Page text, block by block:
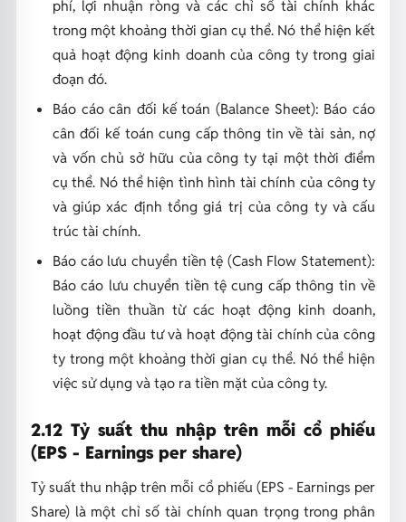
phí, lợi nhuận ròng và các chỉ số tài chính khác
trong một khoảng thời gian cụ thể. Nó thể hiện kết
quả hoạt động kinh doanh của công ty trong giai
đoạn đó.
Báo cáo cân đối kế toán (Balance Sheet): Báo cáo
cân đối kế toán cung cấp thông tin về tài sản, nợ
và vốn chủ sở hữu của công ty tại một thời điểm
cụ thể. Nó thể hiện tình hình tài chính của công ty
và giúp xác định tổng giá trị của công ty và cấu
trúc tài chính.
Báo cáo lưu chuyển tiền tệ (Cash Flow Statement):
Báo cáo lưu chuyển tiền tệ cung cấp thông tin về
luồng tiền thuần từ các hoạt động kinh doanh,
hoạt động đầu tư và hoạt động tài chính của công
ty trong một khoảng thời gian cụ thể. Nó thể hiện
việc sử dụng và tạo ra tiền mặt của công ty.
2.12 Tỷ suất thu nhập trên mỗi cổ phiếu
(EPS - Earnings per share)
Tỷ suất thu nhập trên mỗi cổ phiếu (EPS - Earnings per
Share) là một chỉ số tài chính quan trọng trong phân